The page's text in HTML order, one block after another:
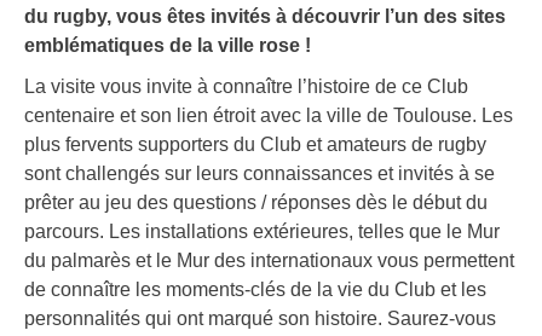
du rugby, vous êtes invités à découvrir l’un des sites
emblématiques de la ville rose !
La visite vous invite à connaître l’histoire de ce Club
centenaire et son lien étroit avec la ville de Toulouse. Les
plus fervents supporters du Club et amateurs de rugby
sont challengés sur leurs connaissances et invités à se
prêter au jeu des questions / réponses dès le début du
parcours. Les installations extérieures, telles que le Mur
du palmarès et le Mur des internationaux vous permettent
de connaître les moments-clés de la vie du Club et les
personnalités qui ont marqué son histoire. Saurez-vous